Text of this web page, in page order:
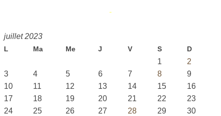
juillet 2023
L Ma Me J V S D
1
2
3
4 5 6 7 8
9
10
11 12 13 14 15
16
17
18 19 20 21 22
23
24
25 26 27 28 29
30